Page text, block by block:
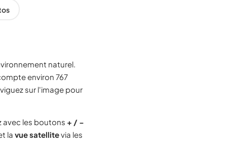
naturel.
environ 767
sur l'image pour
avec les boutons + / −
la vue satellitevia les